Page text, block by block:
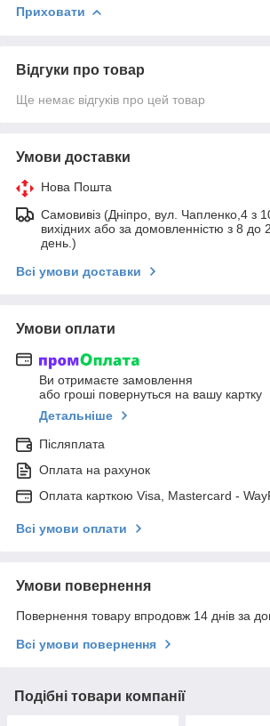
Приховати
Відгуки про товар
Ще немає відгуків про цей товар
Умови доставки
Нова Пошта
Самовивіз (Дніпро, вул. Чапленко,4 з
вихідних або за домовленністю з 8 до
день.)
Всі умови доставки
Умови оплати
Ви отримаєте замовлення
або гроші повернуться на вашу картку
Детальніше
Післяплата
Оплата на рахунок
Оплата карткою Visa, Mastercard -
Всі умови оплати
Умови повернення
Повернення товару впродовж 14 днів за
Всі умови повернення
Подібні товари компанії